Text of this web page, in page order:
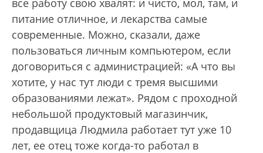
питание отличное, и лекарства самые
современные. Можно, сказали, даже
пользоваться личным компьютером, если
договориться с администрацией: «А что вы
хотите, у нас тут люди с тремя высшими
образованиями лежат». Рядом с проходной
небольшой продуктовый магазинчик,
продавщица Людмила работает тут уже 10
лет, ее отец тоже когда-то работал в